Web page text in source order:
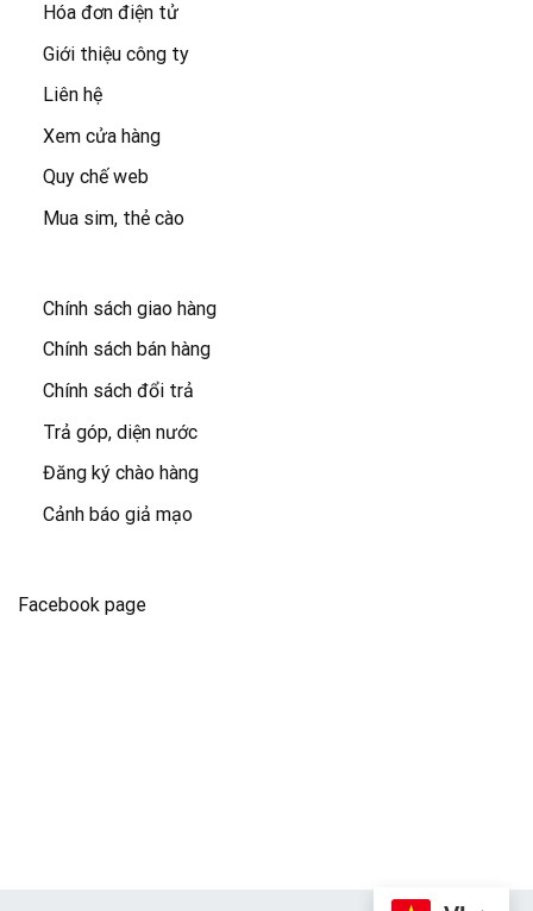
Hóa đơn điện tử
Giới thiệu công ty
Liên hệ
Xem cửa hàng
Quy chế web
Mua sim, thẻ cào
Chính sách giao hàng
Chính sách bán hàng
Chính sách đổi trả
Trả góp, diện nước
Đăng ký chào hàng
Cảnh báo giả mạo
Facebook page